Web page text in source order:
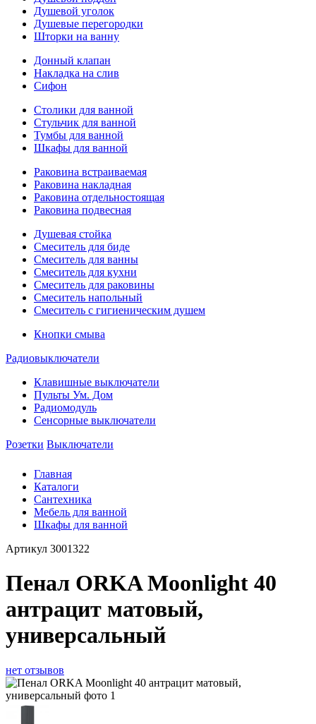
Душевой уголок
Душевые перегородки
Шторки на ванну
Донный клапан
Накладка на слив
Сифон
Столики для ванной
Стульчик для ванной
Тумбы для ванной
Шкафы для ванной
Раковина встраиваемая
Раковина накладная
Раковина отдельностоящая
Раковина подвесная
Душевая стойка
Смеситель для биде
Смеситель для ванны
Смеситель для кухни
Смеситель для раковины
Смеситель напольный
Смеситель с гигиеническим душем
Кнопки смыва
Радиовыключатели
Клавишные выключатели
Пульты Ум. Дом
Радиомодуль
Сенсорные выключатели
Розетки Выключатели
Главная
Каталоги
Сантехника
Мебель для ванной
Шкафы для ванной
Артикул 3001322
Пенал ORKA Moonlight 40
антрацит матовый,
универсальный
нет отзывов